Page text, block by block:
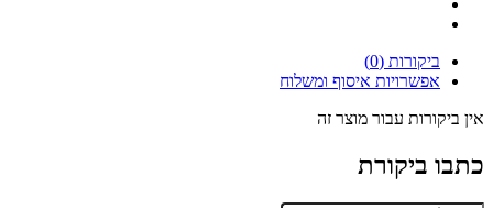
ביקורות (0)
אפשרויות איסוף ומשלוח
אין ביקורות עבור מוצר זה
כתבו ביקורת